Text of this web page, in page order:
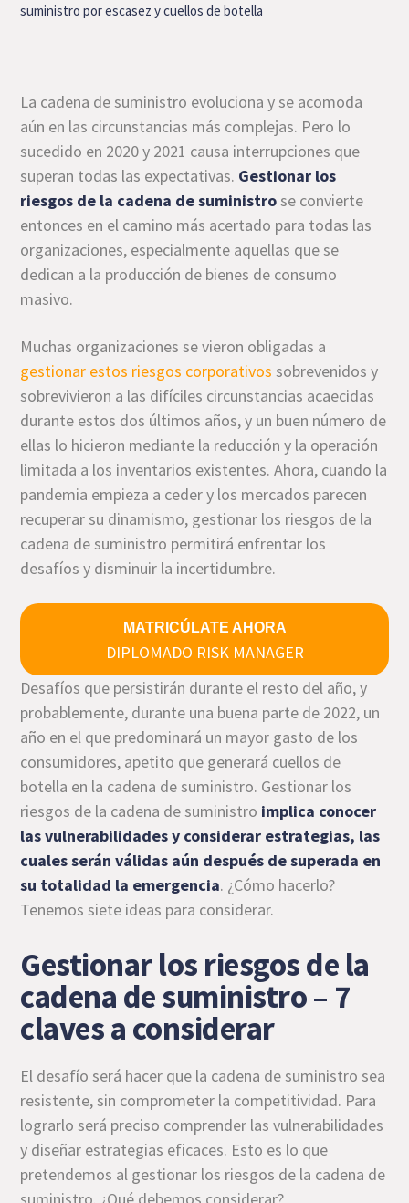
suministro por escasez y cuellos de botella
La cadena de suministro evoluciona y se acomoda
aún en las circunstancias más complejas. Pero lo
sucedido en 2020 y 2021 causa interrupciones que
superan todas las expectativas. Gestionar los
riesgos de la cadena de suministrose convierte
entonces en el camino más acertado para todas las
organizaciones, especialmente aquellas que se
dedican a la producción de bienes de consumo
masivo.
Muchas organizaciones se vieron obligadas a
gestionar estos riesgos corporativos sobrevenidos y
sobrevivieron a las difíciles circunstancias acaecidas
durante estos dos últimos años, y un buen número de
ellas lo hicieron mediante la reducción y la operación
limitada a los inventarios existentes. Ahora, cuando la
pandemia empieza a ceder y los mercados parecen
recuperar su dinamismo, gestionar los riesgos de la
cadena de suministro permitirá enfrentar los
desafíos y disminuir la incertidumbre.
MATRICÚLATE AHORA
DIPLOMADO RISK MANAGER
Desafíos que persistirán durante el resto del año, y
probablemente, durante una buena parte de 2022, un
año en el que predominará un mayor gasto de los
consumidores, apetito que generará cuellos de
botella en la cadena de suministro. Gestionar los
riesgos de la cadena de suministro implica conocer
las vulnerabilidades y considerar estrategias, las
cuales serán válidas aún después de superada en
su totalidad la emergencia. ¿Cómo hacerlo?
Tenemos siete ideas para considerar.
Gestionar los riesgos de la
cadena de suministro – 7
claves a considerar
El desafío será hacer que la cadena de suministro sea
resistente, sin comprometer la competitividad. Para
lograrlo será preciso comprender las vulnerabilidades
y diseñar estrategias eficaces. Esto es lo que
pretendemos al gestionar los riesgos de la cadena de